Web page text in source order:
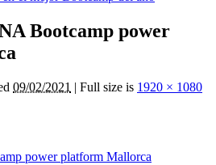
Bootcamp power
09/02/2021 | Full size is 1920 × 1080
power platform Mallorca